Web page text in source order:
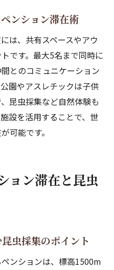
ンション滞在術
は、共有スペースやアウ
です。最大5名まで同時に
とのコミュニケーション
園やアスレチックは子供
昆虫採集など自然体験も
設を活用することで、世
可能です。
ョン滞在と昆虫
虫採集のポイント
ンションは、標高1500m